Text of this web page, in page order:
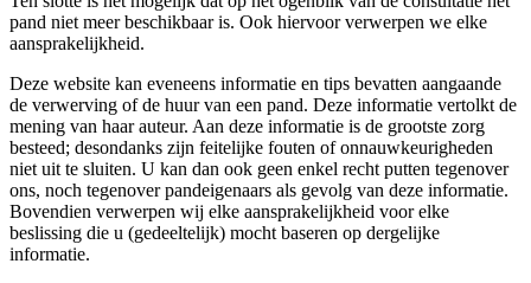
pand niet meer beschikbaar is. Ook hiervoor verwerpen we elke
aansprakelijkheid.
Deze website kan eveneens informatie en tips bevatten aangaande
de verwerving of de huur van een pand. Deze informatie vertolkt de
mening van haar auteur. Aan deze informatie is de grootste zorg
besteed; desondanks zijn feitelijke fouten of onnauwkeurigheden
niet uit te sluiten. U kan dan ook geen enkel recht putten tegenover
ons, noch tegenover pandeigenaars als gevolg van deze informatie.
Bovendien verwerpen wij elke aansprakelijkheid voor elke
beslissing die u (gedeeltelijk) mocht baseren op dergelijke
informatie.